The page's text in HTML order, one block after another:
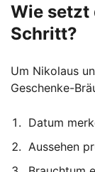
Wie setzt
Schritt?
Um Nikolaus
Geschenke-
Datum
Aussehen